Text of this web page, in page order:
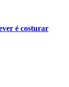
é costurar